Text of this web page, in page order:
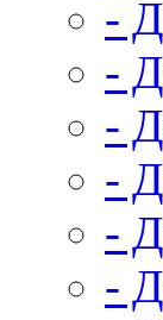
-
-
-
-
-
-